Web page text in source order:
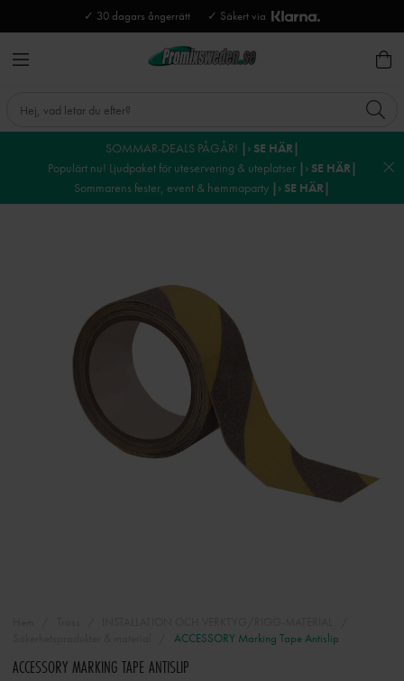
✓ 30 dagars ångerrätt ✓ Säkert via
SOMMAR-DEALS PÅGÅR! |› SE HÄR|
Populärt nu! Ljudpaket för uteservering & uteplatser |› SE HÄR|
Sommarens fester, event & hemmaparty |› SE HÄR|
ACCESSORY Marking Tape Antislip
ACCESSORY MARKING TAPE ANTISLIP